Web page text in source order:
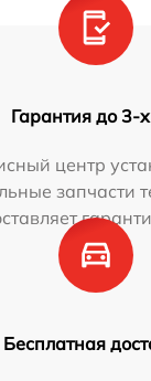
Гарантия до 3-х
центр
запчасти
Бесплатная